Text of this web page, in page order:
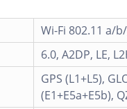
Wi-Fi 802.11 a/
6.0, A2DP, LE,
GPS (L1+L5),
(E1+E5a+E5b),